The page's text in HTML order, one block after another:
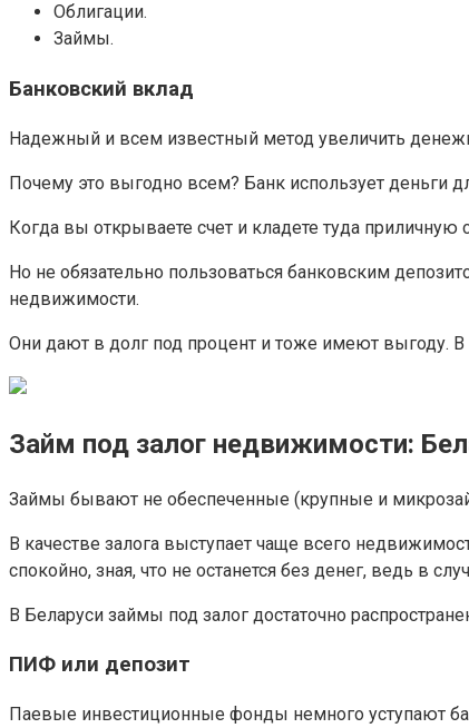
Облигации.
Займы.
Банковский вклад
Надежный и всем известный метод увеличить
Почему это выгодно всем? Банк использует деньги
Когда вы открываете счет и кладете туда приличную
Но не обязательно пользоваться банковским
недвижимости.
Они дают в долг под процент и тоже имеют выгоду.
Займ под залог недвижимости:
Займы бывают не обеспеченные (крупные и
В качестве залога выступает чаще всего
спокойно, зная, что не останется без денег, ведь в
В Беларуси займы под залог достаточно
ПИФ или депозит
Паевые инвестиционные фонды немного уступают